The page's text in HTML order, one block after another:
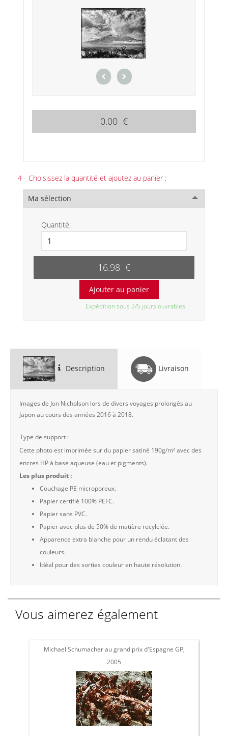
0.00 €
4 - Choisissez la quantité et ajoutez au panier :
Ma sélection
Quantité:
16.98 €
Expédition sous 2/5 jours ouvrables.
Description Livraison
Images de Jon Nicholson lors de divers voyages prolongés au
Japon au cours des années 2016 à 2018.
Type de support :
Cette photo est imprimée sur du papier satiné 190g/m² avec des
encres HP à base aqueuse (eau et pigments).
Les plus produit :
Couchage PE microporeux.
Papier certifié 100% PEFC.
Papier sans PVC.
Papier avec plus de 50% de matière recylclée.
Apparence extra blanche pour un rendu éclatant des
couleurs.
Idéal pour des sorties couleur en haute résolution.
Vous aimerez également
Michael Schumacher au grand prix d'Espagne GP,
2005